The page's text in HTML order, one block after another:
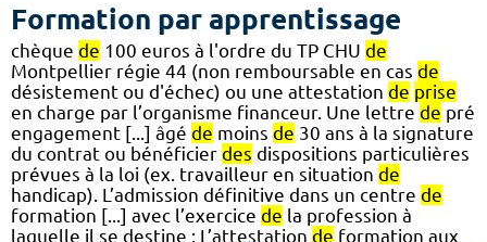
Formation par apprentissage
chèque de 100 euros à l'ordre du TP CHU de
Montpellier régie 44 (non remboursable en cas de
désistement ou d'échec) ou une attestation de prise
en charge par l’organisme financeur. Une lettre de pré
engagement [...] âgé de moins de 30 ans à la signature
du contrat ou bénéficier des dispositions particulières
prévues à la loi (ex. travailleur en situation de
handicap). L’admission définitive dans un centre de
formation [...] avec l’exercice de la profession à
laquelle il se destine ; L’attestation de formation aux